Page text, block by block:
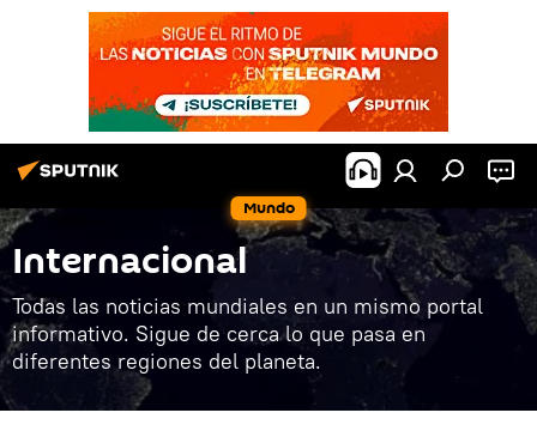
Mundo
Internacional
Todas las noticias mundiales en un mismo portal
informativo. Sigue de cerca lo que pasa en
diferentes regiones del planeta.